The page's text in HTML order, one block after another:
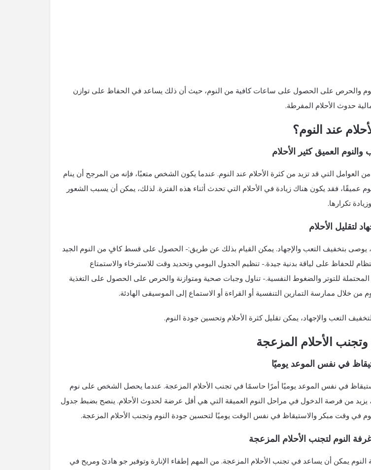
والحرص على الحصول على ساعات كافية من النوم، حيث أن ذلك يساعد في الحفاظ على توازن
حدوث الأحلام المفرطة.
عند النوم؟
والنوم العميق كثير الأحلام
من العوامل التي قد تزيد من كثرة الأحلام عند النوم. عندما يكون الشخص متعبًا، فإنه من المرجح أن ينام
عميقًا، فقد يكون هناك زيادة في الأحلام التي تحدث أثناء هذه الفترة. لذلك، يمكن أن يسبب الشعور
تكرارها.
لتقليل الأحلام
يوصى بتخفيف التعب والإجهاد. يمكن القيام بذلك عن طريق:- الحصول على قسط كافٍ من النوم الجيد
للحفاظ على لياقة بدنية جيدة.- تنظيم الجدول اليومي وتحديد وقت للاسترخاء والاستمتاع
المحتملة للتوتر والضغوط النفسية.- تناول وجبات صحية ومتوازنة والحرص على الحصول على التغذية
من خلال ممارسة التمارين التنفسية أو القراءة أو الاستماع إلى الموسيقى الهادئة.
التعب والإجهاد، يمكن تقليل كثرة الأحلام وتحسين جودة النوم.
الأحلام المزعجة
في نفس الموعد يوميًا
في نفس الموعد يوميًا أمرًا حاسمًا في تجنب الأحلام المزعجة. عندما يحصل الشخص على نوم
من فرصة الدخول في مراحل النوم العميقة التي هي أقل عرضة لحدوث الأحلام. ينصح بضبط جدول
في وقت مبكر والاستيقاظ في نفس الوقت يوميًا لتحسين جودة النوم وتجنب الأحلام المزعجة.
النوم لتجنب الأحلام المزعجة
يمكن أن يساعد في تجنب الأحلام المزعجة. من المهم إطفاء الإنارة وتوفير جو هادئ ومريح في